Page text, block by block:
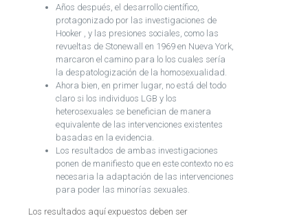
Años después, el desarrollo científico,
protagonizado por las investigaciones de
Hooker , y las presiones sociales, como las
revueltas de Stonewall en 1969 en Nueva York,
marcaron el camino para lo los cuales sería
la despatologización de la homosexualidad.
Ahora bien, en primer lugar, no está del todo
claro si los individuos LGB y los
heterosexuales se benefician de manera
equivalente de las intervenciones existentes
basadas en la evidencia.
Los resultados de ambas investigaciones
ponen de manifiesto que en este contexto no es
necesaria la adaptación de las intervenciones
para poder las minorías sexuales.
Los resultados aquí expuestos deben ser